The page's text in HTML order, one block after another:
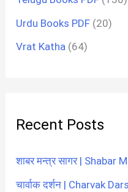
Urdu Books PDF (20)
Vrat Katha (64)
Recent Posts
शाबर मन्त्र सागर | Shabar
चार्वाक दर्शन | Charvak